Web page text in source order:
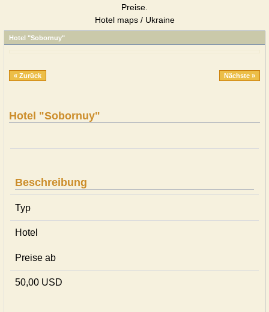
Preise.
Hotel maps / Ukraine
Hotel "Sobornuy"
« Zurück Nächste »
Hotel "Sobornuy"
Beschreibung
Typ
Hotel
Preise ab
50,00 USD